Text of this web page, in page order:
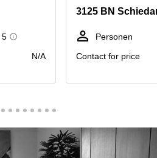
5
N/A
3125 BN
Personen
Contact for price